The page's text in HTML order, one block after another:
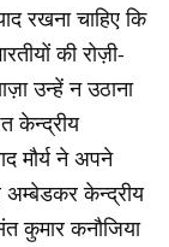
रखना चाहिए कि
की रोज़ी-
उन्हें न उठाना
केन्द्रीय
मौर्य ने अपने
अम्बेडकर केन्द्रीय
कुमार कनौजिया